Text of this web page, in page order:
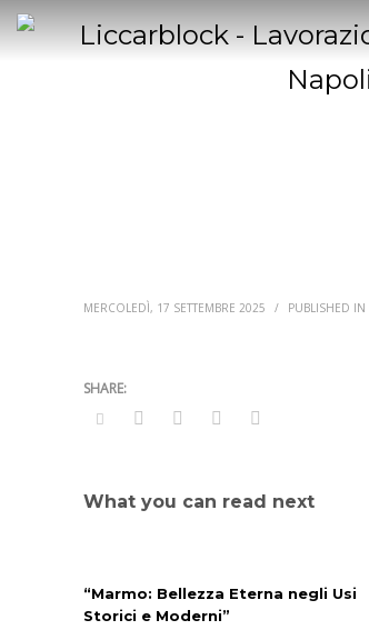
MERCOLEDÌ, 17 SETTEMBRE 2025 / PUBLISHED IN
What you can read next
“Marmo: Bellezza Eterna negli Usi
Storici e Moderni”